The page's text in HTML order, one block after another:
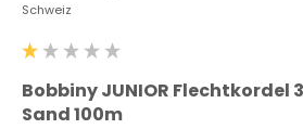
Schweiz
Bobbiny JUNIOR
Sand 100m